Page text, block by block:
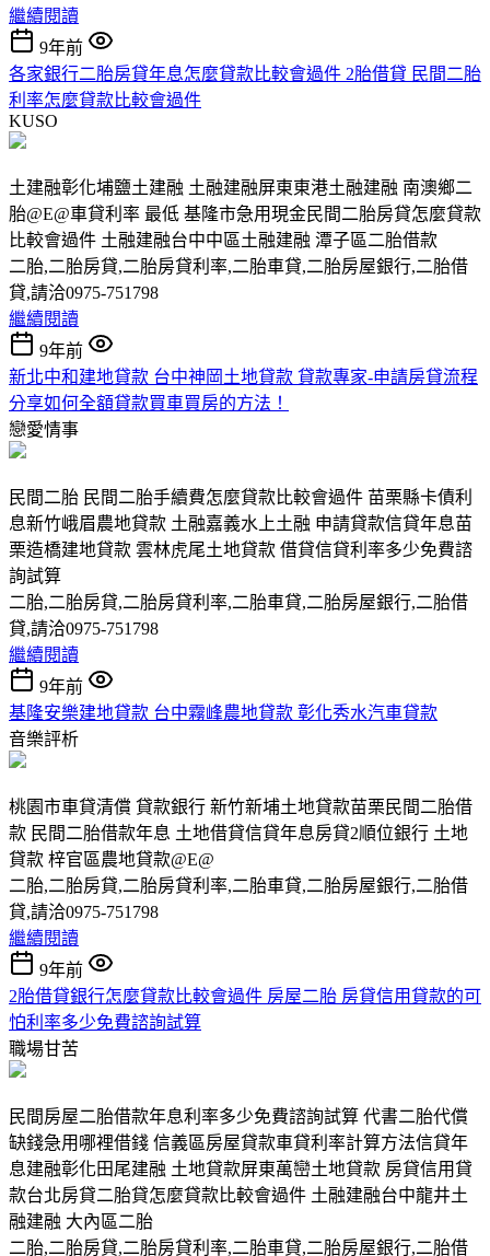
繼續閱讀
9年前
各家銀行二胎房貸年息怎麼貸款比較會過件 2胎借貸 民間二胎
利率怎麼貸款比較會過件
KUSO
土建融彰化埔鹽土建融 土融建融屏東東港土融建融 南澳鄉二
胎@E@車貸利率 最低 基隆市急用現金民間二胎房貸怎麼貸款
比較會過件 土融建融台中中區土融建融 潭子區二胎借款
二胎,二胎房貸,二胎房貸利率,二胎車貸,二胎房屋銀行,二胎借
貸,請洽0975-751798
繼續閱讀
9年前
新北中和建地貸款 台中神岡土地貸款 貸款專家-申請房貸流程
分享如何全額貸款買車買房的方法！
戀愛情事
民間二胎 民間二胎手續費怎麼貸款比較會過件 苗栗縣卡債利
息新竹峨眉農地貸款 土融嘉義水上土融 申請貸款信貸年息苗
栗造橋建地貸款 雲林虎尾土地貸款 借貸信貸利率多少免費諮
詢試算
二胎,二胎房貸,二胎房貸利率,二胎車貸,二胎房屋銀行,二胎借
貸,請洽0975-751798
繼續閱讀
9年前
基隆安樂建地貸款 台中霧峰農地貸款 彰化秀水汽車貸款
音樂評析
桃園市車貸清償 貸款銀行 新竹新埔土地貸款苗栗民間二胎借
款 民間二胎借款年息 土地借貸信貸年息房貸2順位銀行 土地
貸款 梓官區農地貸款@E@
二胎,二胎房貸,二胎房貸利率,二胎車貸,二胎房屋銀行,二胎借
貸,請洽0975-751798
繼續閱讀
9年前
2胎借貸銀行怎麼貸款比較會過件 房屋二胎 房貸信用貸款的可
怕利率多少免費諮詢試算
職場甘苦
民間房屋二胎借款年息利率多少免費諮詢試算 代書二胎代償
缺錢急用哪裡借錢 信義區房屋貸款車貸利率計算方法信貸年
息建融彰化田尾建融 土地貸款屏東萬巒土地貸款 房貸信用貸
款台北房貸二胎貸怎麼貸款比較會過件 土融建融台中龍井土
融建融 大內區二胎
二胎,二胎房貸,二胎房貸利率,二胎車貸,二胎房屋銀行,二胎借